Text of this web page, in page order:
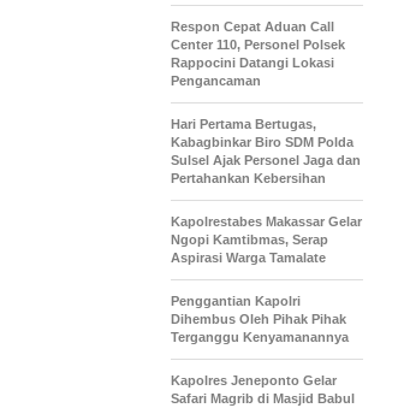
Respon Cepat Aduan Call
Center 110, Personel Polsek
Rappocini Datangi Lokasi
Pengancaman
Hari Pertama Bertugas,
Kabagbinkar Biro SDM Polda
Sulsel Ajak Personel Jaga dan
Pertahankan Kebersihan
Kapolrestabes Makassar Gelar
Ngopi Kamtibmas, Serap
Aspirasi Warga Tamalate
Penggantian Kapolri
Dihembus Oleh Pihak Pihak
Terganggu Kenyamanannya
Kapolres Jeneponto Gelar
Safari Magrib di Masjid Babul